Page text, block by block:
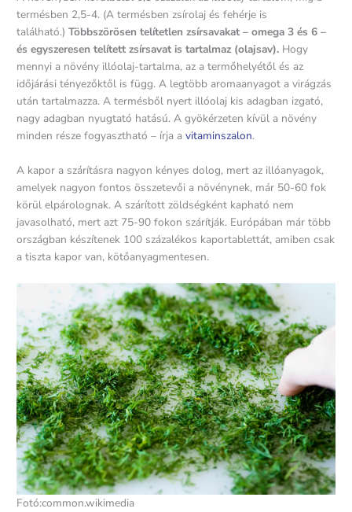
termésben 2,5-4. (A termésben zsírolaj és fehérje is
található.)Többszörösen telítetlen zsírsavakat – omega 3 és 6 –
és egyszeresen telített zsírsavat is tartalmaz (olajsav). Hogy
mennyi a növény illóolaj-tartalma, az a termőhelyétől és az
időjárási tényezőktől is függ. A legtöbb aromaanyagot a virágzás
után tartalmazza. A termésből nyert illóolaj kis adagban izgató,
nagy adagban nyugtató hatású. A gyökérzeten kívül a növény
minden része fogyasztható – írja avitaminszalon.
A kapor a szárításra nagyon kényes dolog, mert az illóanyagok,
amelyek nagyon fontos összetevői a növénynek, már 50-60 fok
körül elpárolognak. A szárított zöldségként kapható nem
javasolható, mert azt 75-90 fokon szárítják. Európában már több
országban készítenek 100 százalékos kaportablettát, amiben csak
a tiszta kapor van, kötőanyagmentesen.
Fotó:common.wikimedia